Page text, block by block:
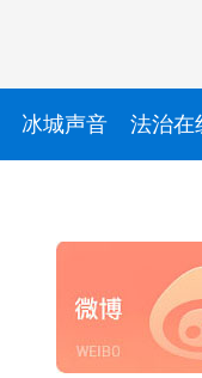
冰城声音 法治在